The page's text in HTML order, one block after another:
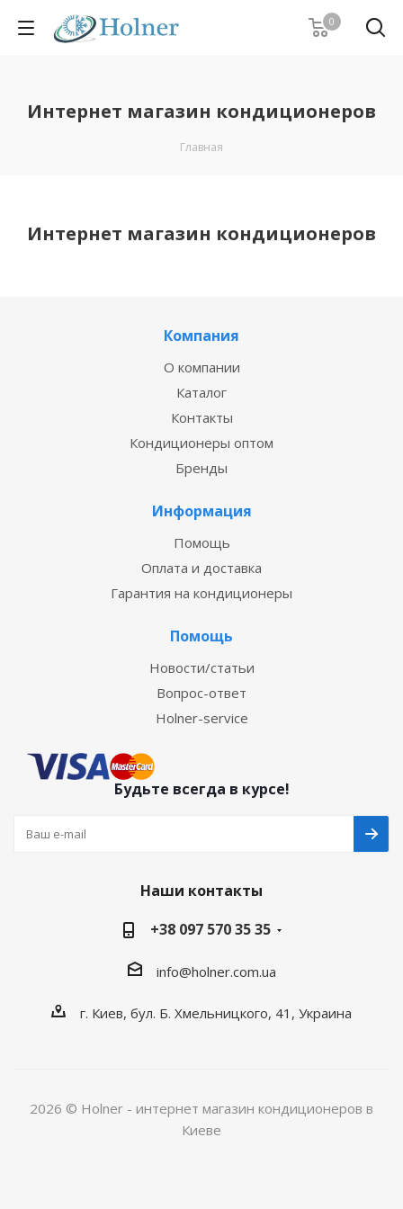
0
Интернет магазин кондиционеров
Главная
Интернет магазин кондиционеров
Компания
О компании
Каталог
Контакты
Кондиционеры оптом
Бренды
Информация
Помощь
Оплата и доставка
Гарантия на кондиционеры
Помощь
Новости/статьи
Вопрос-ответ
Holner-service
Будьте всегда в курсе!
Наши контакты
+38 097 570 35 35
info@holner.com.ua
г. Киев, бул. Б. Хмельницкого, 41, Украина
2026 © Holner - интернет магазин кондиционеров в
Киеве